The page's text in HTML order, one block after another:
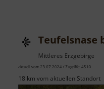
Teufelsnase
Mittleres Erzgebirge
aktuell vom 23.07.2024 / Zugriffe: 4510
18 km vom aktuellen Standort